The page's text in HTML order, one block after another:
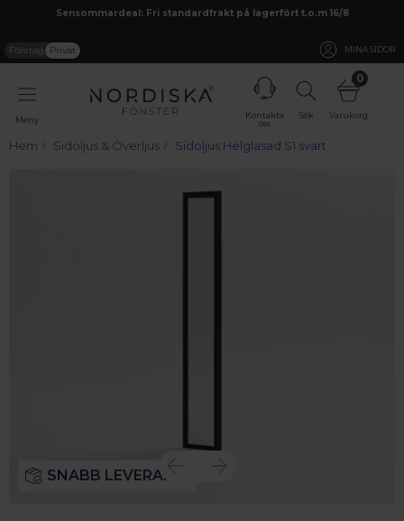
Sensommardeal: Fri standardfrakt på lagerfört t.o.m 16/8
Företag Privat MINA SIDOR
Meny
Kontakta
oss
Sök
0
Varukorg
Hem Sidoljus & Överljus Sidoljus Helglasad S1 svart
SNABB LEVERANS